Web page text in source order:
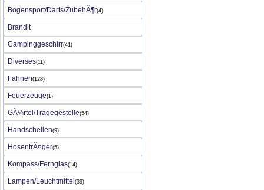
Bogensport/Darts/ZubehÃ¶r(4)
Brandit
Campinggeschirr(41)
Diverses(11)
Fahnen(128)
Feuerzeuge(1)
GÃ¼rtel/Tragegestelle(54)
Handschellen(9)
HosentrÃ¤ger(5)
Kompass/Fernglas(14)
Lampen/Leuchtmittel (39)